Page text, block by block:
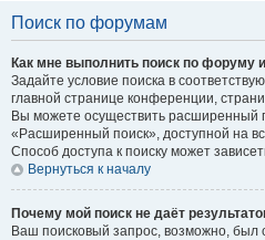
Поиск по форумам
Как мне выполнить поиск по форуму
Задайте условие поиска в
главной странице конференции,
Вы можете осуществить расширенный
«Расширенный поиск», доступной на
Способ доступа к поиску может
Вернуться к началу
Почему мой поиск не даёт
Ваш поисковый запрос, возможно,